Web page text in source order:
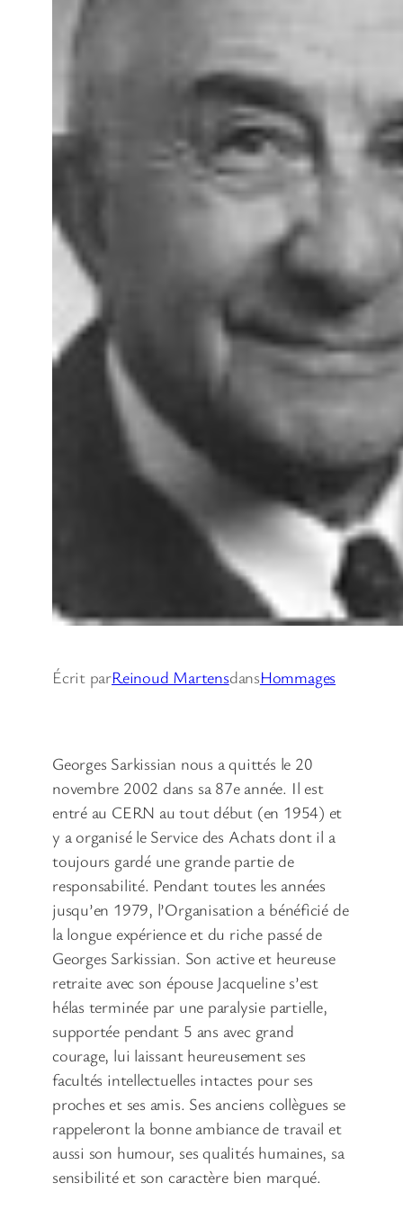
Écrit parReinoud MartensdansHommages
Georges Sarkissian nous a quittés le 20
novembre 2002 dans sa 87e année. Il est
entré au CERN au tout début (en 1954) et
y a organisé le Service des Achats dont il a
toujours gardé une grande partie de
responsabilité. Pendant toutes les années
jusqu’en 1979, l’Organisation a bénéficié de
la longue expérience et du riche passé de
Georges Sarkissian. Son active et heureuse
retraite avec son épouse Jacqueline s’est
hélas terminée par une paralysie partielle,
supportée pendant 5 ans avec grand
courage, lui laissant heureusement ses
facultés intellectuelles intactes pour ses
proches et ses amis. Ses anciens collègues se
rappeleront la bonne ambiance de travail et
aussi son humour, ses qualités humaines, sa
sensibilité et son caractère bien marqué.